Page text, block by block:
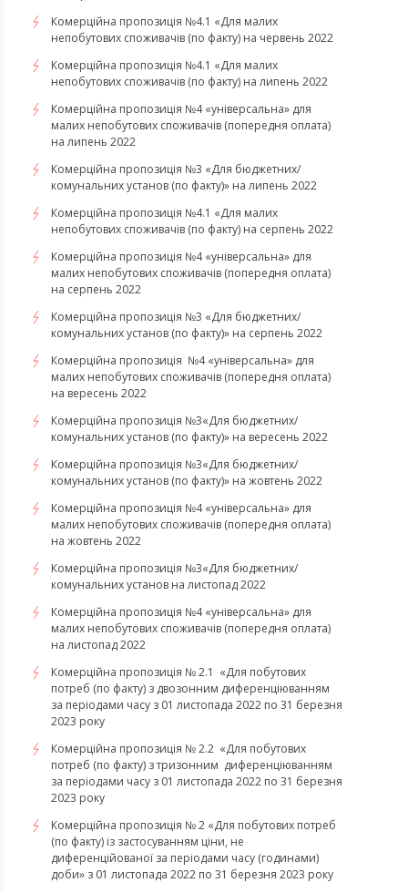
Комерційна пропозиція №4.1 «Для малих
непобутових споживачів (по факту) на червень 2022
Комерційна пропозиція №4.1 «Для малих
непобутових споживачів (по факту) на липень 2022
Комерційна пропозиція №4 «універсальна» для
малих непобутових споживачів (попередня оплата)
на липень 2022
Комерційна пропозиція №3 «Для бюджетних/
комунальних установ (по факту)» на липень 2022
Комерційна пропозиція №4.1 «Для малих
непобутових споживачів (по факту) на серпень 2022
Комерційна пропозиція №4 «універсальна» для
малих непобутових споживачів (попередня оплата)
на серпень 2022
Комерційна пропозиція №3 «Для бюджетних/
комунальних установ (по факту)» на серпень 2022
Комерційна пропозиція №4 «універсальна» для
малих непобутових споживачів (попередня оплата)
на вересень 2022
Комерційна пропозиція №3«Для бюджетних/
комунальних установ (по факту)» на вересень 2022
Комерційна пропозиція №3«Для бюджетних/
комунальних установ (по факту)» на жовтень 2022
Комерційна пропозиція №4 «універсальна» для
малих непобутових споживачів (попередня оплата)
на жовтень 2022
Комерційна пропозиція №3«Для бюджетних/
комунальних установ на листопад 2022
Комерційна пропозиція №4 «універсальна» для
малих непобутових споживачів (попередня оплата)
на листопад 2022
Комерційна пропозиція № 2.1 «Для побутових
потреб (по факту) з двозонним диференціюванням
за періодами часу з 01 листопада 2022 по 31 березня
2023 року
Комерційна пропозиція № 2.2 «Для побутових
потреб (по факту) з тризонним диференціюванням
за періодами часу з 01 листопада 2022 по 31 березня
2023 року
Комерційна пропозиція № 2 «Для побутових потреб
(по факту) із застосуванням ціни, не
диференційованої за періодами часу (годинами)
доби» з 01 листопада 2022 по 31 березня 2023 року